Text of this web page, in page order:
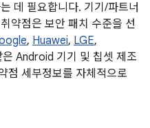
데 필요합니다. 기기/파트너
약점은 보안 패치 수준을 선
, Huawei, LGE,
은 Android 기기 및 칩셋 제조
점 세부정보를 자체적으로